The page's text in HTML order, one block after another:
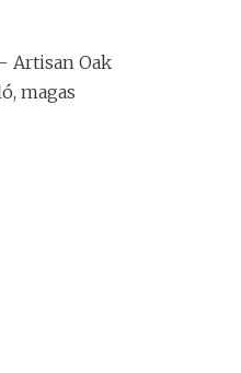
Artisan Oak
magas